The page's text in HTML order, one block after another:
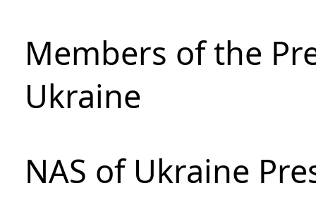
Members of the
Ukraine
NAS of Ukraine